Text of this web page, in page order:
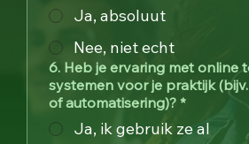
Ja, absoluut
Nee, niet echt
6. Heb je ervaring met online
systemen voor je praktijk
of automatisering)? *
Ja, ik gebruik ze al